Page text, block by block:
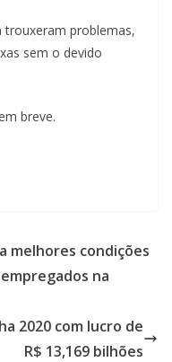
trouxeram problemas,
sem o devido
breve.
melhores condições
na
2020 com lucro de
R$ 13,169 bilhões